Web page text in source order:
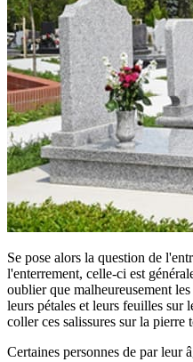
Se pose alors la question de
l'enterrement, celle-ci est
oublier que malheureusement
leurs pétales et leurs feuilles
coller ces salissures sur la pierre
Certaines personnes de par leur